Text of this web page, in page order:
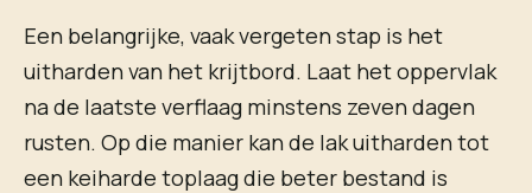
Een belangrijke, vaak vergeten stap is het
uitharden van het krijtbord. Laat het oppervlak
na de laatste verflaag minstens zeven dagen
rusten. Op die manier kan de lak uitharden tot
een keiharde toplaag die beter bestand is